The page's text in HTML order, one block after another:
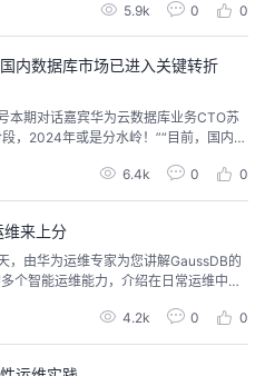
5.9k 0 0
内数据库市场已进入关键转折
本期对话嘉宾华为云数据库业务CTO苏
，2024年或是分水岭！”“目前，国内数
地给出了他的见解：“不仅是中国市场，
据库。”他进一步预测，随着市场的自然
6.4k 0 0
维来上分
，由华为运维专家为您讲解GaussDB的
个智能运维能力，介绍在日常运维中，
们的专家一起来学习吧~
4.2k 0 0